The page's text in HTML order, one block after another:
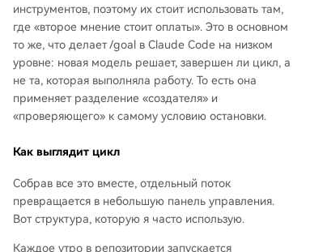
инструментов, поэтому их стоит использовать там,
где «второе мнение стоит оплаты». Это в основном
то же, что делает /goal в Claude Code на низком
уровне: новая модель решает, завершен ли цикл, а
не та, которая выполняла работу. То есть она
применяет разделение «создателя» и
«проверяющего» к самому условию остановки.
Как выглядит цикл
Собрав все это вместе, отдельный поток
превращается в небольшую панель управления.
Вот структура, которую я часто использую.
Каждое утро в репозитории запускается